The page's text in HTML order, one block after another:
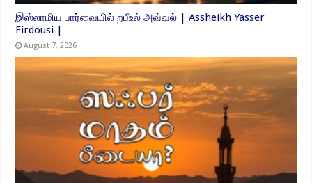
இஸ்லாமிய பார்வையில் றபீஉல் அவ்வல் | Assheikh Yasser
Firdousi |
August 7, 2026